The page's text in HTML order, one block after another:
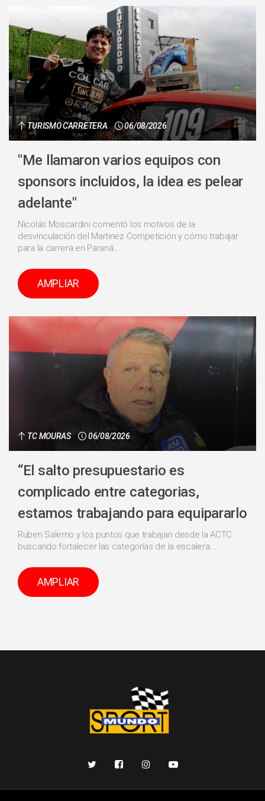
TURISMO CARRETERA 06/08/2026
"Me llamaron varios equipos con
sponsors incluidos, la idea es pelear
adelante"
Nicolás Moscardini comentó los motivos de la
desvinculación del Martinez Competición y cómo trabajar
para la carrera en Paraná....
AMPLIAR
TC MOURAS 06/08/2026
“El salto presupuestario es
complicado entre categorias,
estamos trabajando para equipararlo
Ruben Salerno y los puntos que trabajan desde la ACTC
buscando fortalecer las categorías de la escalera....
AMPLIAR